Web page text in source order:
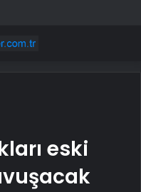
EDS geliyor
eski